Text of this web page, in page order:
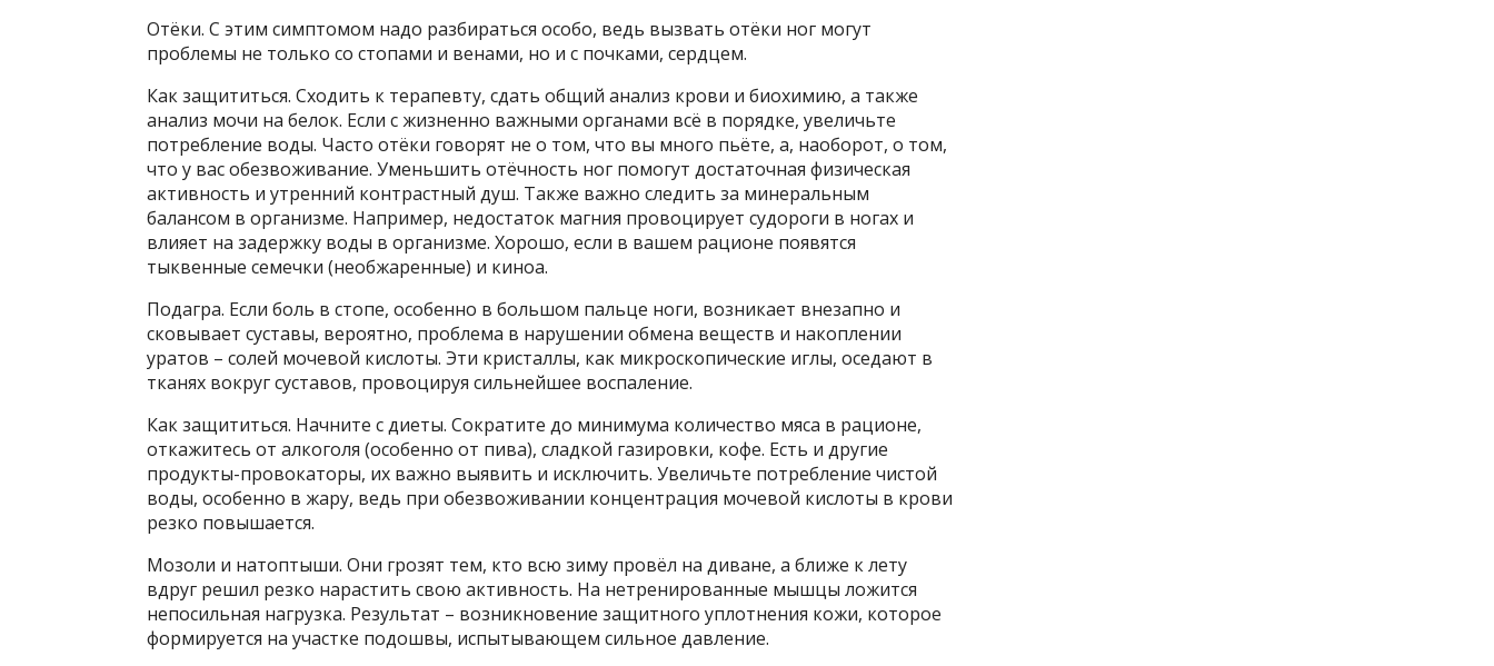
Отёки. С этим симптомом надо разбираться особо, ведь вызвать отёки ног могут
проблемы не только со стопами и венами, но и с почками, сердцем.
Как защититься. Сходить к терапевту, сдать общий анализ крови и биохимию, а также
анализ мочи на белок. Если с жизненно важными органами всё в порядке, увеличьте
потребление воды. Часто отёки говорят не о том, что вы много пьёте, а, наоборот, о том,
что у вас обезвоживание. Уменьшить отёчность ног помогут достаточная физическая
активность и утренний контрастный душ. Также важно следить за минеральным
балансом в организме. Например, недостаток магния провоцирует судороги в ногах и
влияет на задержку воды в организме. Хорошо, если в вашем рационе появятся
тыквенные семечки (необжаренные) и киноа.
Подагра. Если боль в стопе, особенно в большом пальце ноги, возникает внезапно и
сковывает суставы, вероятно, проблема в нарушении обмена веществ и накоплении
уратов – солей мочевой кислоты. Эти кристаллы, как микроскопические иглы, оседают в
тканях вокруг суставов, провоцируя сильнейшее воспаление.
Как защититься. Начните с диеты. Сократите до минимума количество мяса в рационе,
откажитесь от алкоголя (особенно от пива), сладкой газировки, кофе. Есть и другие
продукты-провокаторы, их важно выявить и исключить. Увеличьте потребление чистой
воды, особенно в жару, ведь при обезвоживании концентрация мочевой кислоты в крови
резко повышается.
Мозоли и натоптыши. Они грозят тем, кто всю зиму провёл на диване, а ближе к лету
вдруг решил резко нарастить свою активность. На нетренированные мышцы ложится
непосильная нагрузка. Результат – возникновение защитного уплотнения кожи, которое
формируется на участке подошвы, испытывающем сильное давление.